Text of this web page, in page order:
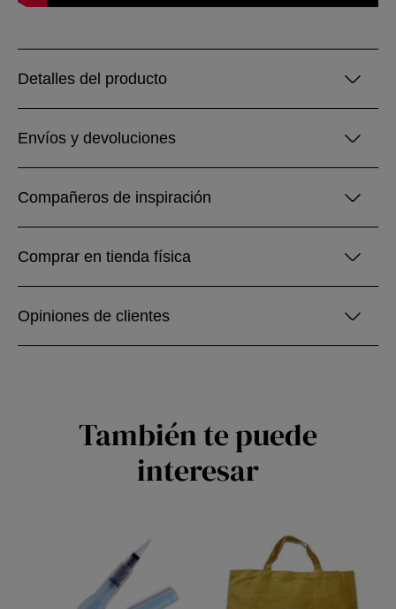
Detalles del producto
Envíos y devoluciones
Compañeros de inspiración
Comprar en tienda física
Opiniones de clientes
También te puede
interesar